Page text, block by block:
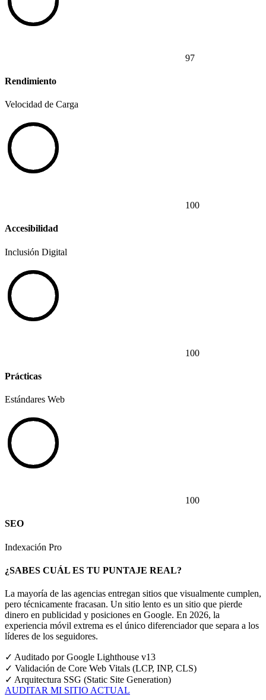
97
Rendimiento
Velocidad de Carga
100
Accesibilidad
Inclusión Digital
100
Prácticas
Estándares Web
100
SEO
Indexación Pro
¿SABES CUÁL ES TU PUNTAJE REAL?
La mayoría de las agencias entregan sitios que visualmente cumplen,
pero técnicamente fracasan. Un sitio lento es un sitio que pierde
dinero en publicidad y posiciones en Google. En 2026, la
experiencia móvil extrema es el único diferenciador que separa a los
líderes de los seguidores.
✓ Auditado por Google Lighthouse v13
✓ Validación de Core Web Vitals (LCP, INP, CLS)
✓ Arquitectura SSG (Static Site Generation)
AUDITAR MI SITIO ACTUAL